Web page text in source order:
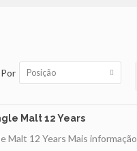
Posição
Malt 12 Years
Malt 12 Years Mais informação